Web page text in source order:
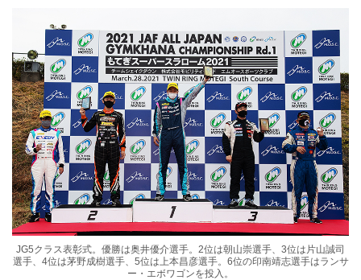
JG5クラス表彰式。優勝は奥井優介選手。2位は朝山崇選手、3位は片山誠司
選手、4位は茅野成樹選手、5位は上本昌彦選手。6位の印南靖志選手はランサ
ー・エボワゴンを投入。